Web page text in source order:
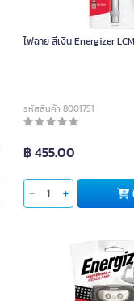
ไฟฉาย สีเงิน Energizer
รหัสสินค้า 8001751
฿ 455.00